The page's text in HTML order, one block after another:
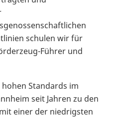
schulen wir für
Führer und
Standards im
seit Jahren zu den
einer der niedrigsten